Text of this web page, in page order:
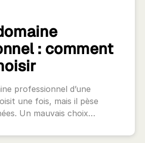
: comment
professionnel d’une
une fois, mais il pèse
Un mauvais choix…